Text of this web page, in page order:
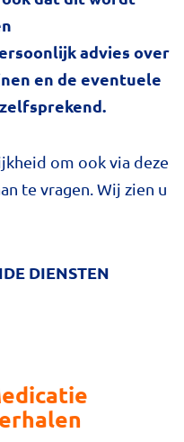
advies over
en de eventuele
om ook via deze
te vragen. Wij zien u
DIENSTEN